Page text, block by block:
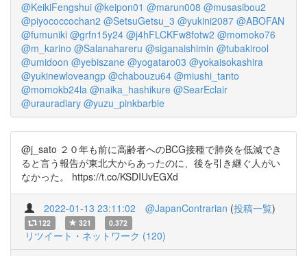
@KeikiFengshui @keipon01 @marun008 @musasibou2
@piyococcochan2 @SetsuGetsu_3 @yukini2087 @ABOFAN
@fumuniki @grfn15y24 @j4hFLCKFw8fotw2 @momoko76
@m_karino @Salanahareru @siganaishimin @tubakirool
@umidoon @yebiszane @yogataro03 @yokaisokashira
@yukinewloveangp @chabouzu64 @miushi_tanto
@momokb24la @naika_hashikure @SearEclair
@urauradiary @yuzu_pinkbarbie
@j_sato ２０年も前に高齢者へのBCG接種で肺炎を低減でき
ると言う報告が東北大からあったのに、後を引き継ぐ人がい
なかった。 https://t.co/KSDIUvEGXd
2022-01-13 23:11:02 @JapanContrarian (投稿一覧)
122 321 0.372
リツイート・ネットワーク (120)